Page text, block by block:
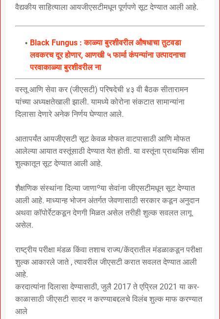
वैद्यकीय साहित्याला आयजीएसटीमधून पूर्णपणे सूट देण्यात आली आहे.
Black Fungus : काळ्या बुरशीवरील औषधाचा तुटवडा
लवकरच दूर होणार, आणखी ५ फार्मा कंपन्यांना उत्पादनाचा
परवाकाळ्या बुरशीवरील ना
वस्तू आणि सेवा कर (जीएसटी) परिषदेची ४३ वी बैठक सीतारामन
यांच्या अध्यक्षतेखाली झाली. यामध्ये कोरोना संकटात सामान्यांना
दिलासा देणारे अनेक निर्णय घेण्यात आले.
आतापर्यंत आयजीएसटी सूट केवळ मोफत वाटपासाठी आणि मोफत
आलेल्या आयात वस्तूंसाठी देण्यात येत होती. या वस्तूंना प्राथमिक सीमा
शुल्कातून सूट देण्यात आली आहे.
शैक्षणिक संस्थांना दिल्या जाणाºया सेवांना जीएसटीमधून सूट देण्यात
आली आहे. माध्यान्ह भोजन अंतर्गत जेवणासाठी सरकार कडून अनुदान
अथवा कॉपोर्रेटकडून देणगी मिळत असेल तरीही शुल्क सवलत लागू
असेल.
राष्ट्रीय परीक्षा मंडळ किंवा तशाच राज्य/केंद्रातील मंडळाकडून परीक्षा
शुल्क आकारले जाते , त्यावरील जीएसटी करात सवलत देण्यात आली
आहे.
करदात्यांना दिलासा देण्यासाठी, जुलै 2017 ते एप्रिल 2021 या कर-
काळासाठी जीएसटी सादर न करण्याबद्दलचे विलंब शुल्क माफ करण्यात
आले